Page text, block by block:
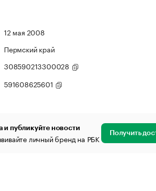
12 мая 2008
Пермский край
308590213300028
591608625601
и публикуйте новости
личный бренд на РБК Получить